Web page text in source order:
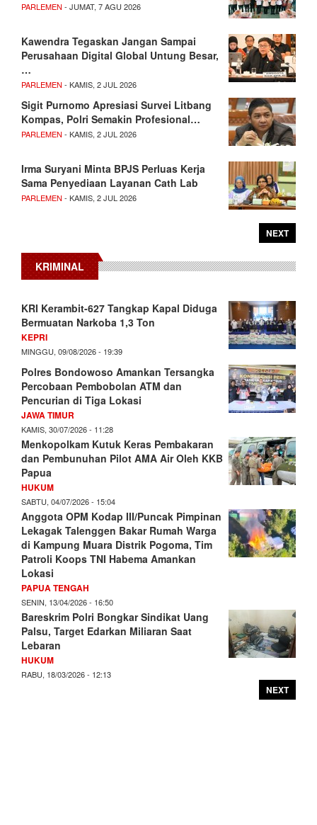
PARLEMEN - JUMAT, 7 AGU 2026
Kawendra Tegaskan Jangan Sampai
Perusahaan Digital Global Untung Besar,
…
PARLEMEN - KAMIS, 2 JUL 2026
Sigit Purnomo Apresiasi Survei Litbang
Kompas, Polri Semakin Profesional…
PARLEMEN - KAMIS, 2 JUL 2026
Irma Suryani Minta BPJS Perluas Kerja
Sama Penyediaan Layanan Cath Lab
PARLEMEN - KAMIS, 2 JUL 2026
NEXT
KRIMINAL
KRI Kerambit-627 Tangkap Kapal Diduga
Bermuatan Narkoba 1,3 Ton
KEPRI
MINGGU, 09/08/2026 - 19:39
Polres Bondowoso Amankan Tersangka
Percobaan Pembobolan ATM dan
Pencurian di Tiga Lokasi
JAWA TIMUR
KAMIS, 30/07/2026 - 11:28
Menkopolkam Kutuk Keras Pembakaran
dan Pembunuhan Pilot AMA Air Oleh KKB
Papua
HUKUM
SABTU, 04/07/2026 - 15:04
Anggota OPM Kodap III/Puncak Pimpinan
Lekagak Talenggen Bakar Rumah Warga
di Kampung Muara Distrik Pogoma, Tim
Patroli Koops TNI Habema Amankan
Lokasi
PAPUA TENGAH
SENIN, 13/04/2026 - 16:50
Bareskrim Polri Bongkar Sindikat Uang
Palsu, Target Edarkan Miliaran Saat
Lebaran
HUKUM
RABU, 18/03/2026 - 12:13
NEXT